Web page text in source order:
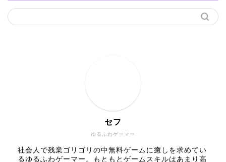
ゆるふわゲーマー
セフ
社会人で残業ゴリゴリの中無料ゲームに癒しを求めてい
るゆるふわゲーマー。もともとゲームスキルはあまり高